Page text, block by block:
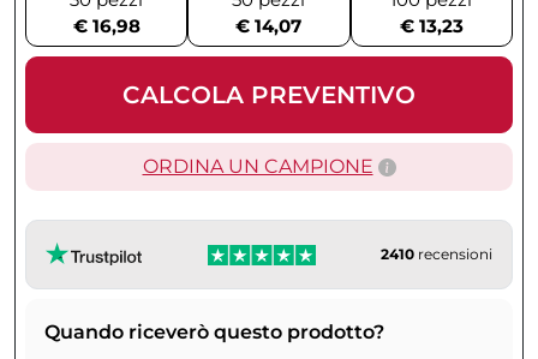
€ 16,98
€ 14,07
€ 13,23
CALCOLA PREVENTIVO
ORDINA UN CAMPIONE
2410 recensioni
Quando riceverò questo prodotto?